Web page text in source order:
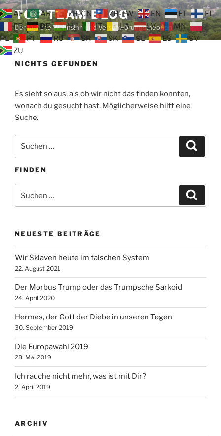
Zum
Inhalt
springen
TOP TEAM BLOG
Der tägliche Wahnsinn und Verschwörungstheorien
NICHTS GEFUNDEN
Es sieht so aus, als ob wir nicht das finden konnten,
wonach du gesucht hast. Möglicherweise hilft eine
Suche.
nach:
FINDEN
nach:
NEUESTE BEITRÄGE
Wir Sklaven heute im falschen System
22. August 2021
Der Morbus Trump oder das Trumpsche Sarkoid
24. April 2020
Hermes, der Gott der Diebe in unseren Tagen
30. September 2019
Die Europawahl 2019
28. Mai 2019
Ich rauche nicht mehr, was ist mit Dir?
2. April 2019
ARCHIV
AF AR ZH-CN ZH-TW EN ET
FI
FR
DE HU IT LA LV
MN
PL
PT RU SR SK SL ES
SV
ZU